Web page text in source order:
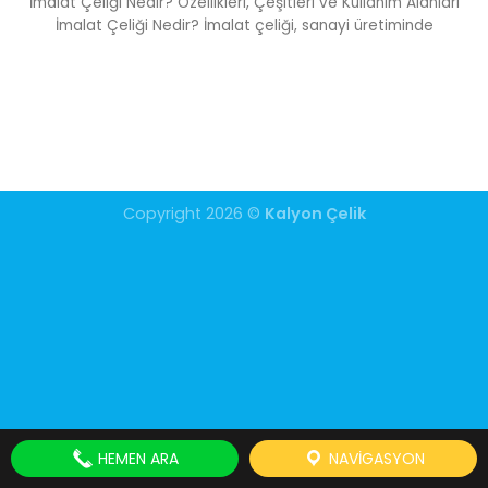
İmalat Çeliği Nedir? İmalat çeliği, sanayi üretiminde
Copyright 2026 © Kalyon Çelik
HEMEN ARA NAVIGASYON